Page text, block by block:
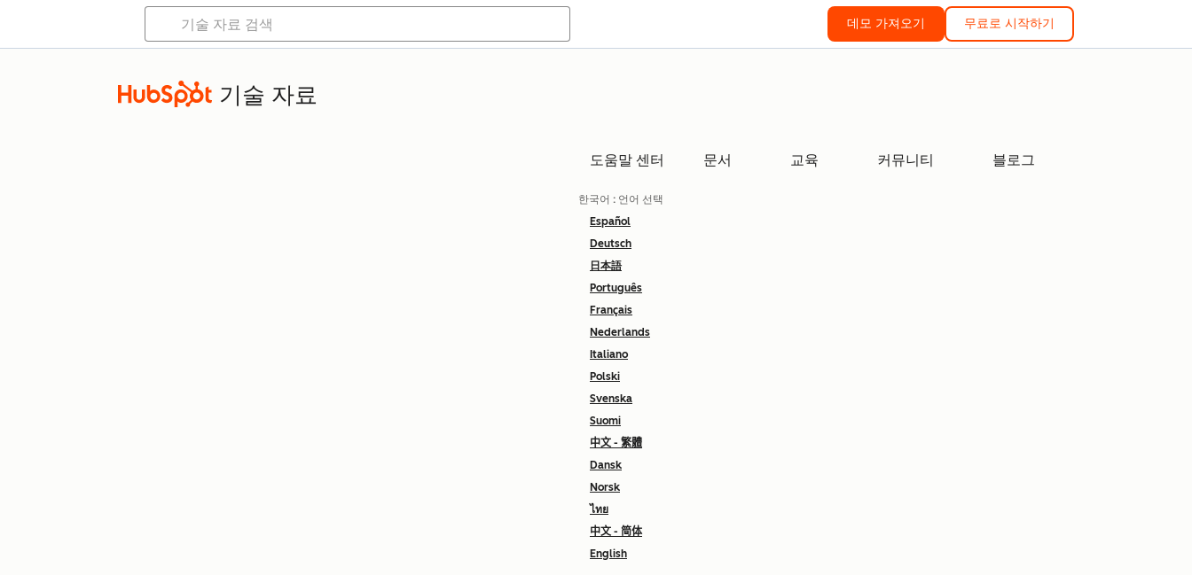
데모 가져오기 무료로 시작하기
기술 자료
도움말 센터 문서 교육 커뮤니티 블로그
한국어 : 언어 선택
Español
Deutsch
日本語
Português
Français
Nederlands
Italiano
Polski
Svenska
Suomi
中文 - 繁體
Dansk
Norsk
ไทย
中文 - 简体
English